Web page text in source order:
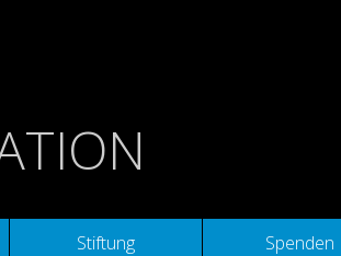
Stiftung Spenden